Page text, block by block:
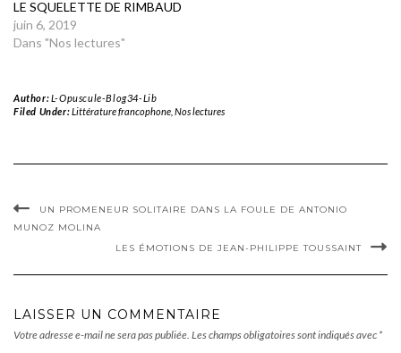
LE SQUELETTE DE RIMBAUD
juin 6, 2019
Dans "Nos lectures"
Author:L-Opuscule-Blog34-Lib
Filed Under:Littérature francophone, Nos lectures
UN PROMENEUR SOLITAIRE DANS LA FOULE DE ANTONIO
MUNOZ MOLINA
LES ÉMOTIONS DE JEAN-PHILIPPE TOUSSAINT
LAISSER UN COMMENTAIRE
Votre adresse e-mail ne sera pas publiée. Les champs obligatoires sont indiqués avec *